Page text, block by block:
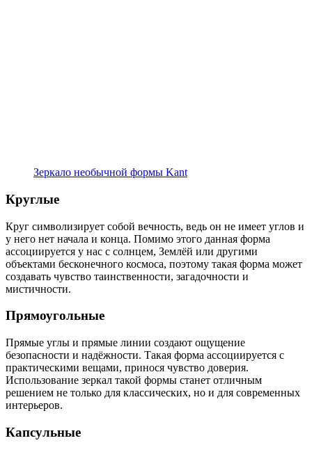
Зеркало необычной формы Kant
Круглые
Круг символизирует собой вечность, ведь он не имеет углов и
у него нет начала и конца. Помимо этого данная форма
ассоциируется у нас с солнцем, Землёй или другими
объектами бесконечного космоса, поэтому такая форма может
создавать чувство таинственности, загадочности и
мистичности.
Прямоугольные
Прямые углы и прямые линии создают ощущение
безопасности и надёжности. Такая форма ассоциируется с
практическими вещами, принося чувство доверия.
Использование зеркал такой формы станет отличным
решением не только для классических, но и для современных
интерьеров.
Капсульные